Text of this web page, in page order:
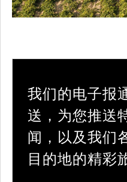
我们的电子报
送，为您推送
闻，以及我们
目的地的精彩